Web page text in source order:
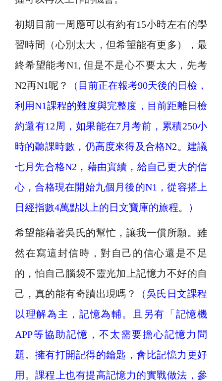
初期目前一周應可以有約有15小時左右的學
習時間（心別太大，但希望能有更多），最
終希望能考N1, 但是不是心不要太大，先考
N2再N1呢？
（目前正在報考90天後的日檢，
利用N1課程的難度與完整度，目前距離日檢
約還有12周，如果能在7月考前，累積250小
時的聽課時數，仍高度來得及合格N2。建議
七月先合格N2，藉由實績，給自己更大的信
心，合格現在開始九個月後的N1，從容搭上
日經指數4萬點以上的日文寶庫的旅程。）
希望能藉著吳氏的幫忙，讓我一償所願。雖
然在寫這封信時，對自己的信心還是不足
的，怕自己腦袋不靈光加上記憶力不好的自
己，真的能有奇蹟出現嗎？
（吳氏日文課程
以理解為主，記憶為輔。且另有「記憶機
APP等協助記憶，不太需要擔心記憶力問
題。擁有打開記得的鑰匙，會比記憶力更好
用。課程上也有提高記憶力的實戰做法，參